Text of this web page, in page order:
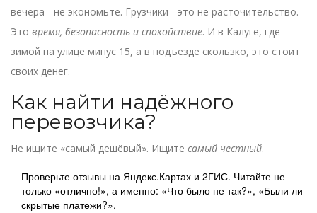
вечера - не экономьте. Грузчики - это не расточительство.
Это время, безопасность и спокойствие. И в Калуге, где
зимой на улице минус 15, а в подъезде скользко, это стоит
своих денег.
Как найти надёжного
перевозчика?
Не ищите «самый дешёвый». Ищите самый честный.
Проверьте отзывы на Яндекс.Картах и 2ГИС. Читайте не
только «отлично!», а именно: «Что было не так?», «Были ли
скрытые платежи?».